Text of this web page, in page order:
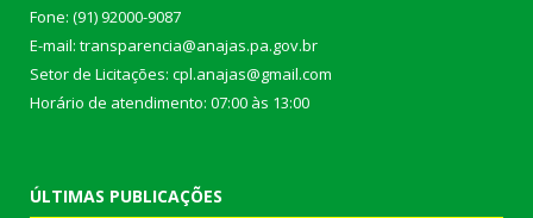
Fone: (91) 92000-9087
E-mail: transparencia@anajas.pa.gov.br
Setor de Licitações: cpl.anajas@gmail.com
Horário de atendimento: 07:00 às 13:00
ÚLTIMAS PUBLICAÇÕES